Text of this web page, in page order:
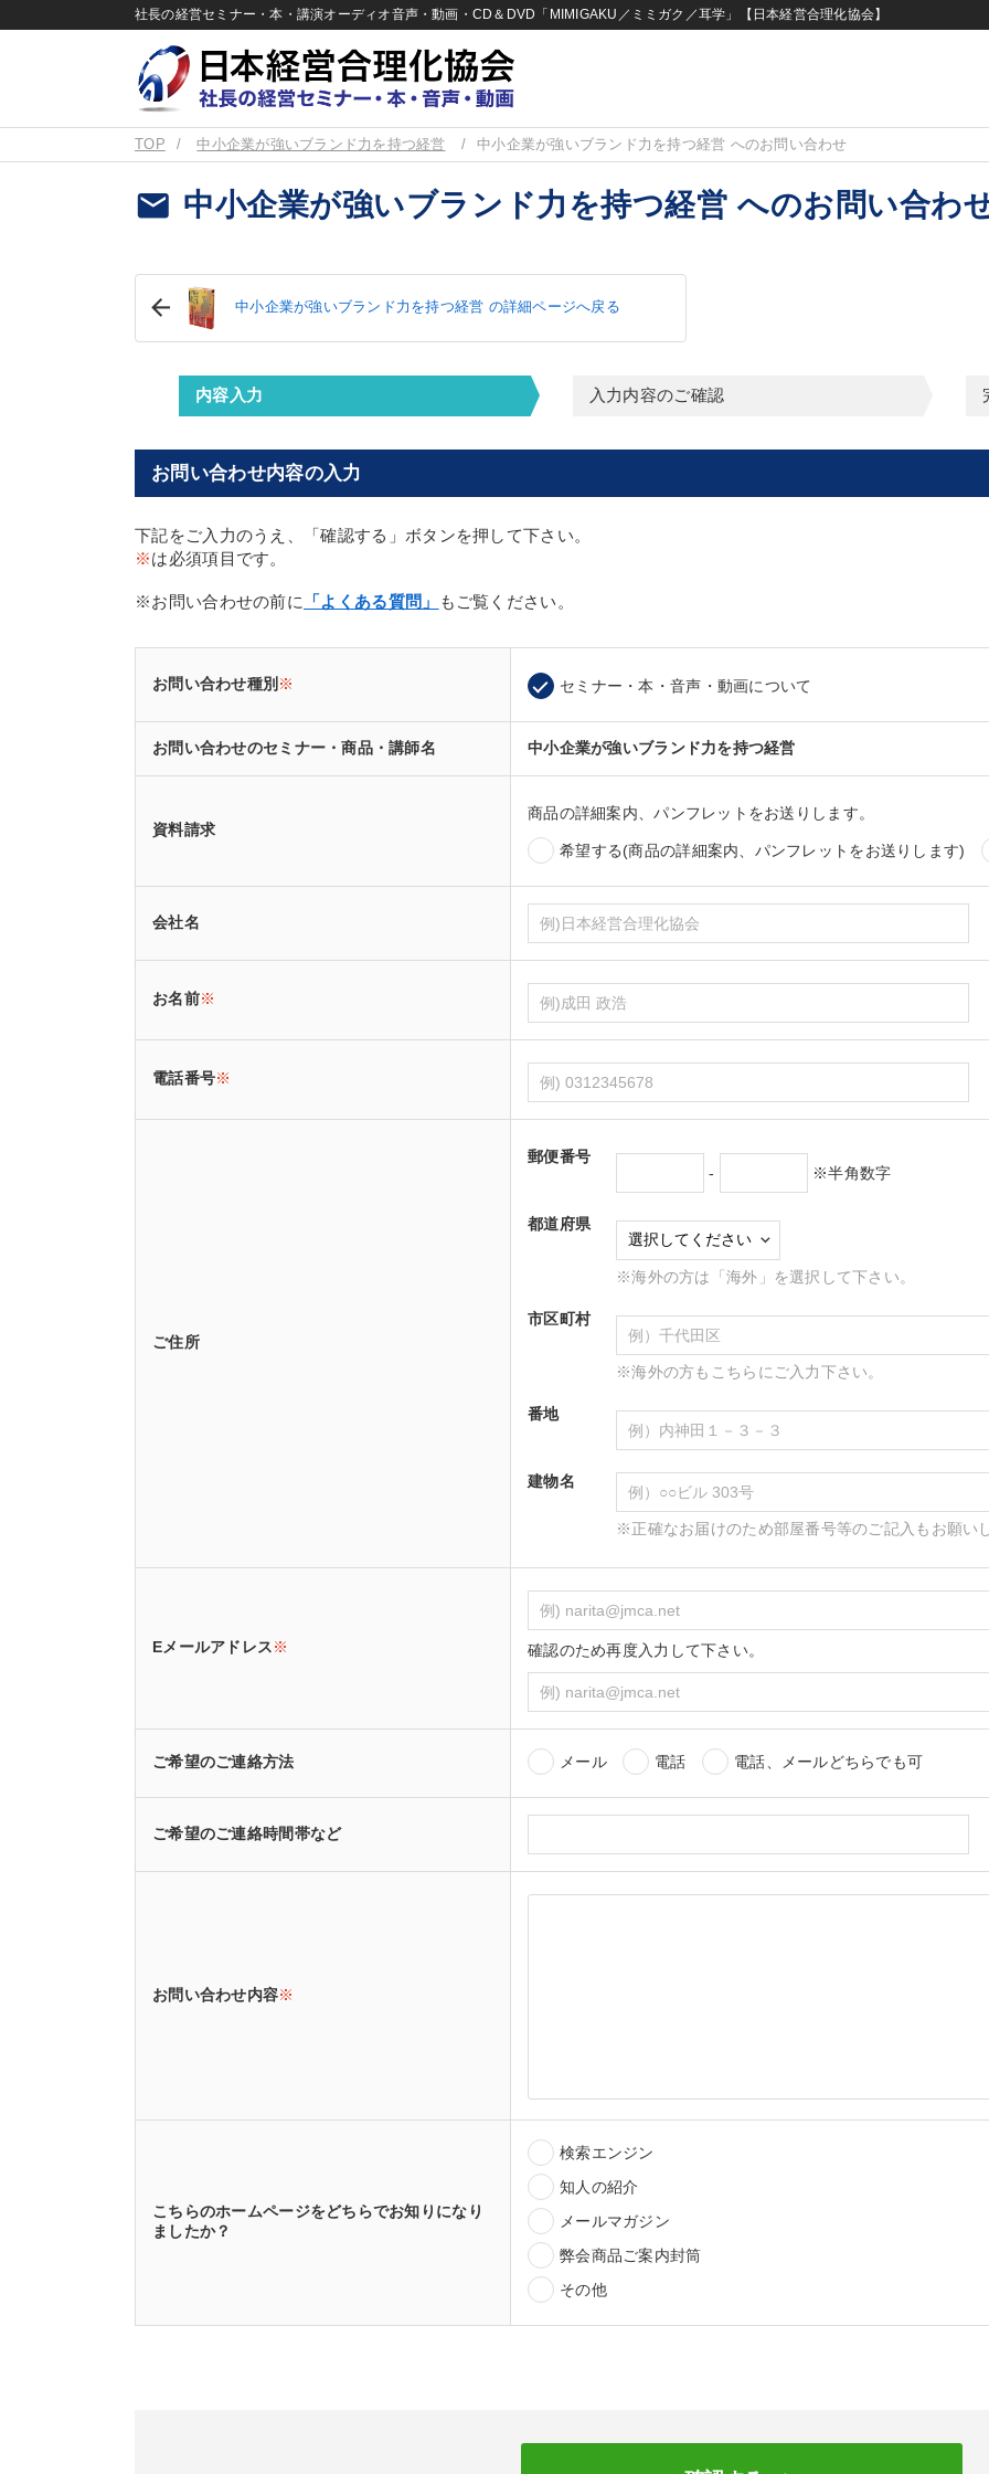
社長の経営セミナー・本・講演オーディオ音声・動画・CD＆DVD「MIMIGAKU／ミミガク／耳学」【日本経営合理化協会】
TOP 中小企業が強いブランド力を持つ経営 中小企業が強いブランド力を持つ経営 へのお問い合わせ
email 中小企業が強いブランド力を持つ経営 へのお問い合わ
中小企業が強いブランド力を持つ経営 の詳細ページへ戻る
内容入力 入力内容のご確認
お問い合わせ内容の入力
下記をご入力のうえ、「確認する」ボタンを押して下さい。
※は必須項目です。
※お問い合わせの前に 「よくある質問」 もご覧ください。
お問い合わせ種別 ※ セミナー・本・音声・動画について
お問い合わせのセミナー・商品・講師名 中小企業が強いブランド力を持つ経営
資料請求
商品の詳細案内、パンフレットをお送りします。
希望する(商品の詳細案内、パンフレットをお送りします)
会社名
お名前※
電話番号※
ご住所
郵便番号
-
※半角数字
都道府県
※海外の方は「海外」を選択して下さい。
市区町村
※海外の方もこちらにご入力下さい。
番地
建物名
※正確なお届けのため部屋番号等のご記入もお願い
Eメールアドレス※ 確認のため再度入力して下さい。
ご希望のご連絡方法 メール 電話 電話、メールどちらでも可
ご希望のご連絡時間帯など
お問い合わせ内容※
こちらのホームページをどちらでお知りになり
ましたか？
検索エンジン
知人の紹介
メールマガジン
弊会商品ご案内封筒
その他